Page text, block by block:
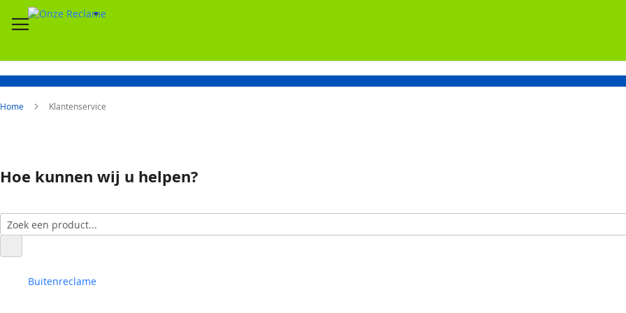
Home Klantenservice
Hoe kunnen wij u helpen?
Buitenreclame